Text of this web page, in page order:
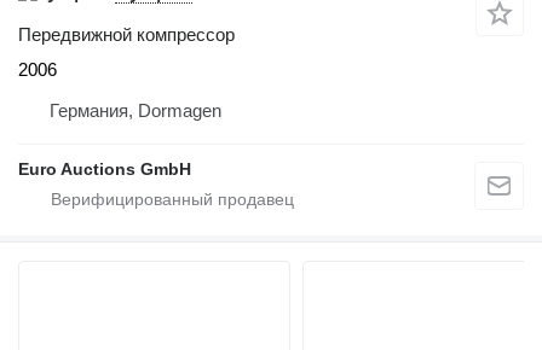
Передвижной компрессор
2006
Германия, Dormagen
Euro Auctions GmbH